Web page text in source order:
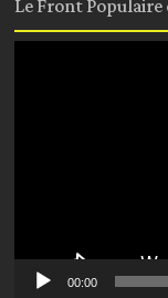
00:00